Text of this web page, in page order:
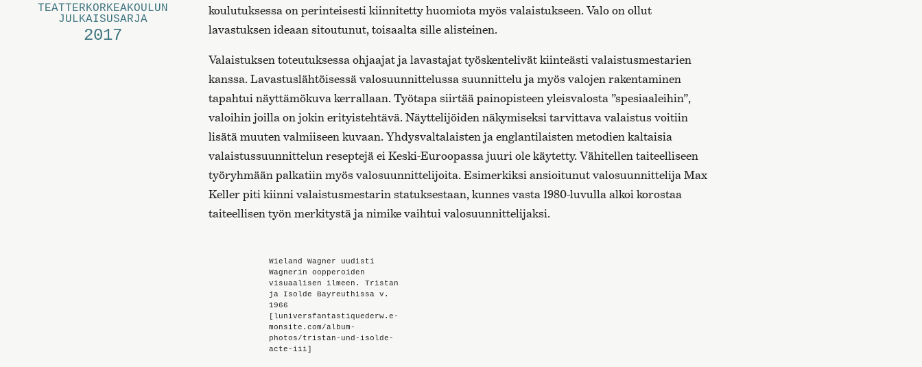
TEATTERKORKEAKOULUN
JULKAISUSARJA
2017
koulutuksessa on perinteisesti kiinnitetty huomiota myös valaistukseen. Valo on ollut
lavastuksen ideaan sitoutunut, toisaalta sille alisteinen.
Valaistuksen toteutuksessa ohjaajat ja lavastajat työskentelivät kiinteästi valaistusmestarien
kanssa. Lavastuslähtöisessä valosuunnittelussa suunnittelu ja myös valojen rakentaminen
tapahtui näyttämökuva kerrallaan. Työtapa siirtää painopisteen yleisvalosta ”spesiaaleihin”,
valoihin joilla on jokin erityistehtävä. Näyttelijöiden näkymiseksi tarvittava valaistus voitiin
lisätä muuten valmiiseen kuvaan. Yhdysvaltalaisten ja englantilaisten metodien kaltaisia
valaistussuunnittelun reseptejä ei Keski-Euroopassa juuri ole käytetty. Vähitellen taiteelliseen
työryhmään palkatiin myös valosuunnittelijoita. Esimerkiksi ansioitunut valosuunnittelija Max
Keller piti kiinni valaistusmestarin statuksestaan, kunnes vasta 1980-luvulla alkoi korostaa
taiteellisen työn merkitystä ja nimike vaihtui valosuunnittelijaksi.
Wieland Wagner uudisti
Wagnerin oopperoiden
visuaalisen ilmeen. Tristan
ja Isolde Bayreuthissa v.
1966
[luniversfantastiquederw.e-
monsite.com/album-
photos/tristan-und-isolde-
acte-iii]